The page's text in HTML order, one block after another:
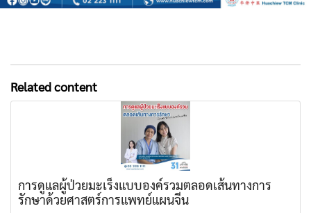
Related content
การดูแลผู้ป่วยมะเร็งแบบองค์รวมตลอดเส้นทางการ
รักษาด้วยศาสตร์การแพทย์แผนจีน